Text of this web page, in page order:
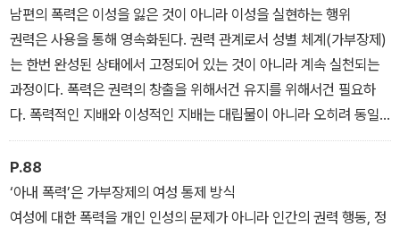
것이다. 이것은 이제까지 ‘아내 폭력’이 없었던 문제가 아니라 다만 보
고되지 않은 문제이기 때문이다. 여성 운동의 활성화는 피해 여성들
에게 자신의 피해 사실을 드러낼 수 있는 시각과 용기를 준다. 이처럼
‘아내 폭력’은 특정한 관점에 의해서만 우리에게 ‘사실’로 인지된다.
(2장)
남편의 폭력은 이성을 잃은 것이 아니라 이성을 실현하는 행위
권력은 사용을 통해 영속화된다. 권력 관계로서 성별 체계(가부장제)
는 한번 완성된 상태에서 고정되어 있는 것이 아니라 계속 실천되는
과정이다. 폭력은 권력의 창출을 위해서건 유지를 위해서건 필요하
다. 폭력적인 지배와 이성적인 지배는 대립물이 아니라 오히려 동일
한 것이라고 볼 수 있다. 근대 사회의 특징인 집단 학살(genocide)
과 여성 살해(gynocide)는 남성 중심의 이성주의, 합리주의의 또 다
른 결과였다. 다시 말해 폭력은 권력이 위기에 처했을 때 어쩔 수 없이
발생하는 것이 아니라 그 자체로 목적 의식적인 인간 활동이자 계획
P.88
‘아내 폭력’은 가부장제의 여성 통제 방식
여성에 대한 폭력을 개인 인성의 문제가 아니라 인간의 권력 행동, 정